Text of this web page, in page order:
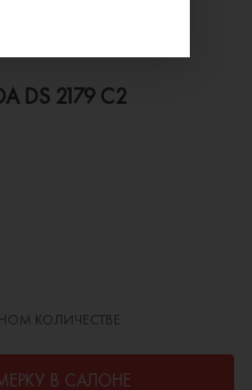
DS 2179 C2
КОЛИЧЕСТВЕ
В САЛОНЕ